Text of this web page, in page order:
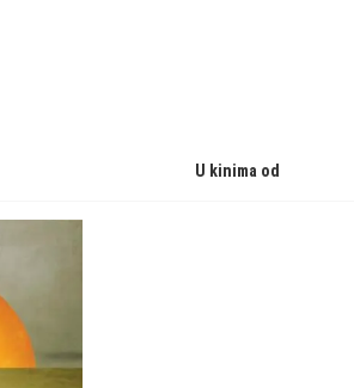
U kinima od